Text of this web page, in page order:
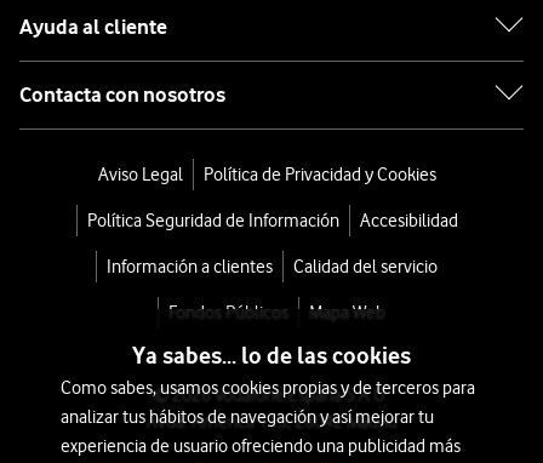
último
tecnología
desde
Ayuda al cliente
Contacta con nosotros
Aviso Legal Política de Privacidad y Cookies
Política Seguridad de Información Accesibilidad
Información a clientes Calidad del servicio
Fondos Públicos Mapa Web
© 2026 Vodafone España S.A.U.
Avda. América 115, 28042 Madrid
Ya sabes... lo de las cookies
Como sabes, usamos cookies propias y de terceros para
analizar tus hábitos de navegación y así mejorar tu
experiencia de usuario ofreciendo una publicidad más